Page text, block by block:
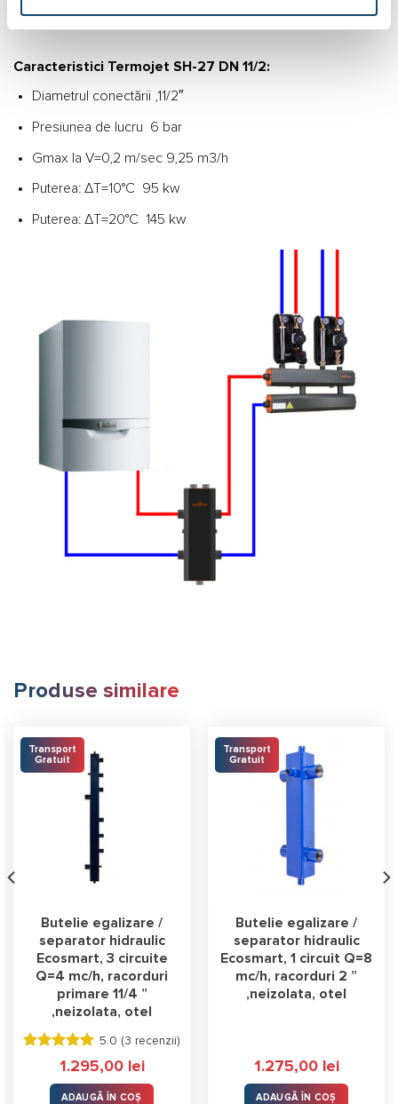
Caracteristici Termojet SH-27 DN 11/2:
Diametrul conectării ,11/2″
Presiunea de lucru 6 bar
Gmax la V=0,2 m/sec 9,25 m3/h
Puterea: ΔT=10°C 95 kw
Puterea: ΔT=20°C 145 kw
Produse similare
Transport
Gratuit
Butelie egalizare /
separator hidraulic
Ecosmart, 3 circuite
Q=4 mc/h, racorduri
primare 11/4 ”
,neizolata, otel
Evaluat la
stele
din 5
5.0 (3 recenzii)
1.295,00 lei
ADAUGĂ ÎN COȘ
Transport
Gratuit
Butelie egalizare /
separator hidraulic
Ecosmart, 1 circuit Q=8
mc/h, racorduri 2 ”
,neizolata, otel
1.275,00 lei
ADAUGĂ ÎN COȘ